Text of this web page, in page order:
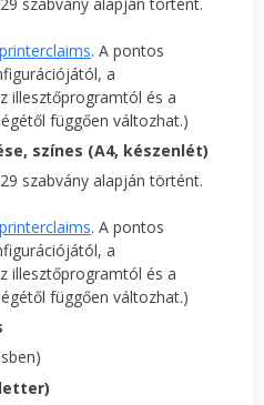
. A pontos
a
illesztőprogramtól és a
függően változhat.)
színes (A4, készenlét)
szabvány alapján történt.
. A pontos
a
illesztőprogramtól és a
függően változhat.)